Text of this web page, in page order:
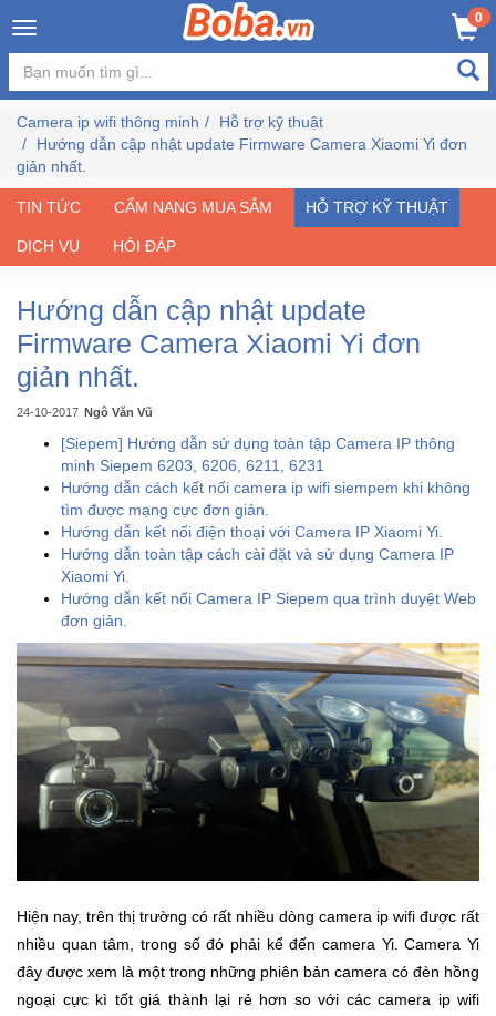
×
Đăng
nhập
Đăng
Trang
Đang
Hot
Khuyến
bị
âm
thanh
Phụ
Kiện
Công
Nghệ
Thiết
Bị
0
Camera ip wifi thông minh
Hỗ trợ kỹ thuật
Hướng dẫn cập nhật update Firmware Camera Xiaomi Yi đơn
giản nhất.
TIN TỨC CẨM NANG MUA SẮM HỖ TRỢ KỸ THUẬT
DỊCH VỤ HỎI ĐÁP
Hướng dẫn cập nhật update
Firmware Camera Xiaomi Yi đơn
giản nhất.
24-10-2017 Ngô Văn Vũ
[Siepem] Hướng dẫn sử dụng toàn tập Camera IP thông
minh Siepem 6203, 6206, 6211, 6231
Hướng dẫn cách kết nối camera ip wifi siempem khi không
tìm được mạng cực đơn giản.
Hướng dẫn kết nối điện thoại với Camera IP Xiaomi Yi.
Hướng dẫn toàn tập cách cài đặt và sử dụng Camera IP
Xiaomi Yi.
Hướng dẫn kết nối Camera IP Siepem qua trình duyệt Web
đơn giản.
Hiện nay, trên thị trường có rất nhiều dòng camera ip wifi được rất
nhiều quan tâm, trong số đó phải kể đến camera Yi. Camera Yi
đây được xem là một trong những phiên bản camera có đèn hồng
ngoại cực kì tốt giá thành lại rẻ hơn so với các camera ip wifi